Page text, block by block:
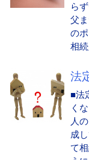
ら
父
の
相
法
■法
く
人
成
て